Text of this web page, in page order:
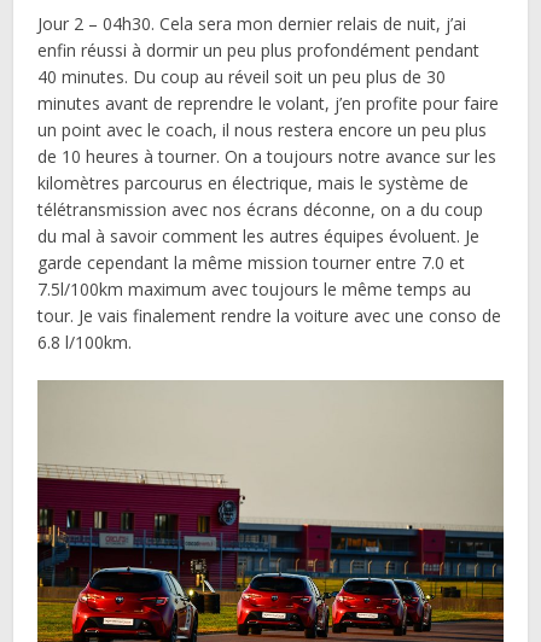
Jour 2 – 04h30. Cela sera mon dernier relais de nuit, j’ai
enfin réussi à dormir un peu plus profondément pendant
40 minutes. Du coup au réveil soit un peu plus de 30
minutes avant de reprendre le volant, j’en profite pour faire
un point avec le coach, il nous restera encore un peu plus
de 10 heures à tourner. On a toujours notre avance sur les
kilomètres parcourus en électrique, mais le système de
télétransmission avec nos écrans déconne, on a du coup
du mal à savoir comment les autres équipes évoluent. Je
garde cependant la même mission tourner entre 7.0 et
7.5l/100km maximum avec toujours le même temps au
tour. Je vais finalement rendre la voiture avec une conso de
6.8 l/100km.